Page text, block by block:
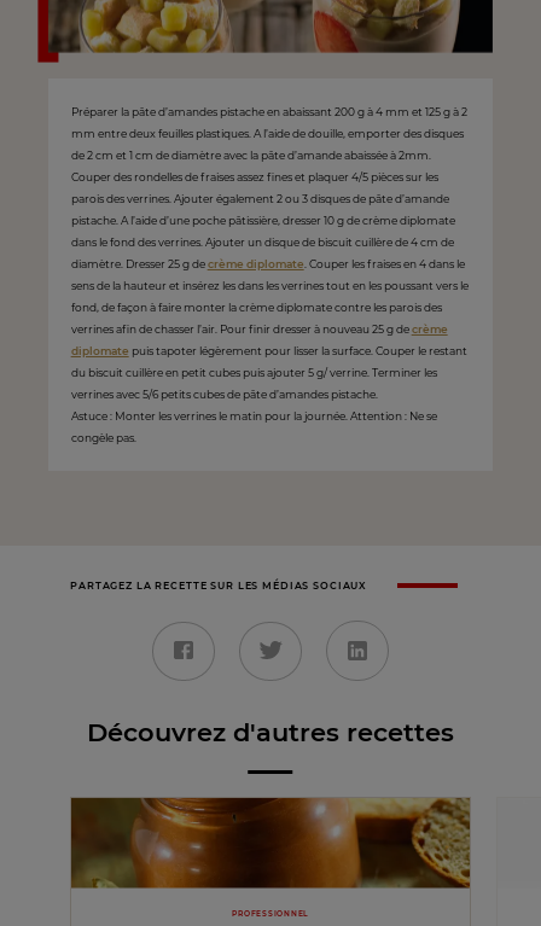
Préparer la pâte d’amandes pistache en abaissant 200 g à 4 mm et 125 g à 2
mm entre deux feuilles plastiques. A l’aide de douille, emporter des disques
de 2 cm et 1 cm de diamètre avec la pâte d’amande abaissée à 2mm.
Couper des rondelles de fraises assez fines et plaquer 4/5 pièces sur les
parois des verrines. Ajouter également 2 ou 3 disques de pâte d’amande
pistache. A l’aide d’une poche pâtissière, dresser 10 g de crème diplomate
dans le fond des verrines. Ajouter un disque de biscuit cuillère de 4 cm de
diamètre. Dresser 25 g decrème diplomate . Couper les fraises en 4 dans le
sens de la hauteur et insérez les dans les verrines tout en les poussant vers le
fond, de façon à faire monter la crème diplomate contre les parois des
verrines afin de chasser l’air. Pour finir dresser à nouveau 25 g decrème
diplomate puis tapoter légèrement pour lisser la surface. Couper le restant
du biscuit cuillère en petit cubes puis ajouter 5 g/ verrine. Terminer les
verrines avec 5/6 petits cubes de pâte d’amandes pistache.
Astuce : Monter les verrines le matin pour la journée. Attention : Ne se
congèle pas.
PARTAGEZ LA RECETTE SUR LES MÉDIAS SOCIAUX
Découvrez d'autres recettes
PROFESSIONNEL